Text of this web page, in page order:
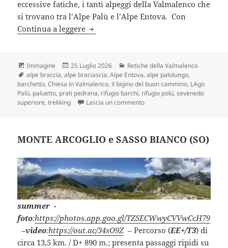
eccessive fatiche, i tanti alpeggi della Valmalenco che
si trovano tra l’Alpe Palù e l’Alpe Entova. Con
Continua a leggere ANELLO LAGO PALÙ e ALPE ENTOVA
Formato
Immagine
Scritto
il
25 Luglio 2026 Categorie
Retiche della Valmalenco
Tag
alpe braccia,alpe braciascia,Alpe Entova,alpe palolungo,
barchetto,Chiesa in Valmalenco, il bigino del buon cammino, LAgo
Palù, paluetto, prati pedrana, rifugio barchi, rifugio polù,sevenedo
superiore,trekking Lascia un commentosu ANELLO LAGO PALÙ e
MONTE ARCOGLIO e SASSO BIANCO (SO)
summer -
foto:https://photos.app.goo.gl/TZSECWwyCVVwCcH79
–video:https://out.ac/34sO9Z – Percorso (EE+/T3) di
circa 13,5 km. / D+ 890 m.; presenta passaggi ripidi su